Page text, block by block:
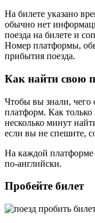
На билете указано
обычно нет
поезда на билете и
Номер платформы,
прибытия поезда.
Как найти свою
Чтобы вы знали, чего
платформ. Как
несколько минут
если вы не спешите,
На каждой платформе
по-английски.
Пробейте билет